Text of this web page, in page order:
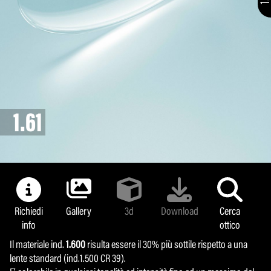
1.61
Richiedi
info
Gallery 3d Download
Cerca
ottico
Il materiale ind.1.600risulta essere il 30% più sottile rispetto a una
lente standard (ind.1.500 CR 39).
NoUV 400
Lenti Fotocromatiche
1.61
Richiedi
info
Gallery 3d Download
Cerca
ottico
Il materiale ind.1.600risulta essere il 30% più sottile rispetto a una
lente standard (ind.1.500 CR 39).